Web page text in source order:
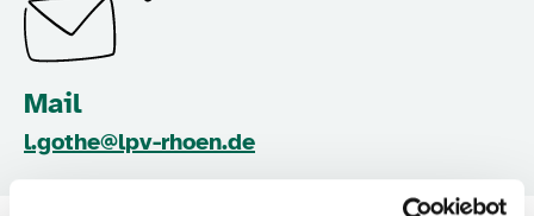
Mail
l.gothe@lpv-rhoen.de